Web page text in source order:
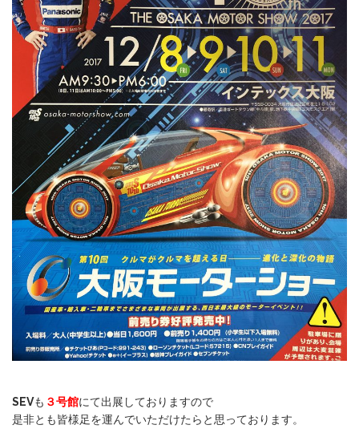
SEVも ３号館にて出展しておりますので
是非とも皆様足を運んでいただけたらと思っております。